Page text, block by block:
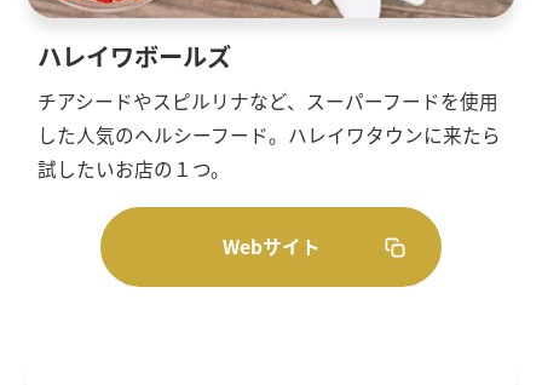
ハレイワボールズ
チアシードやスピルリナなど、スーパーフードを使用
した人気のヘルシーフード。ハレイワタウンに来たら
試したいお店の１つ。
Webサイト